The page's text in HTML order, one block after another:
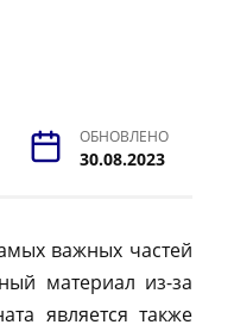
ОБНОВЛЕНО
30.08.2023
важных частей
материал из-за
является также